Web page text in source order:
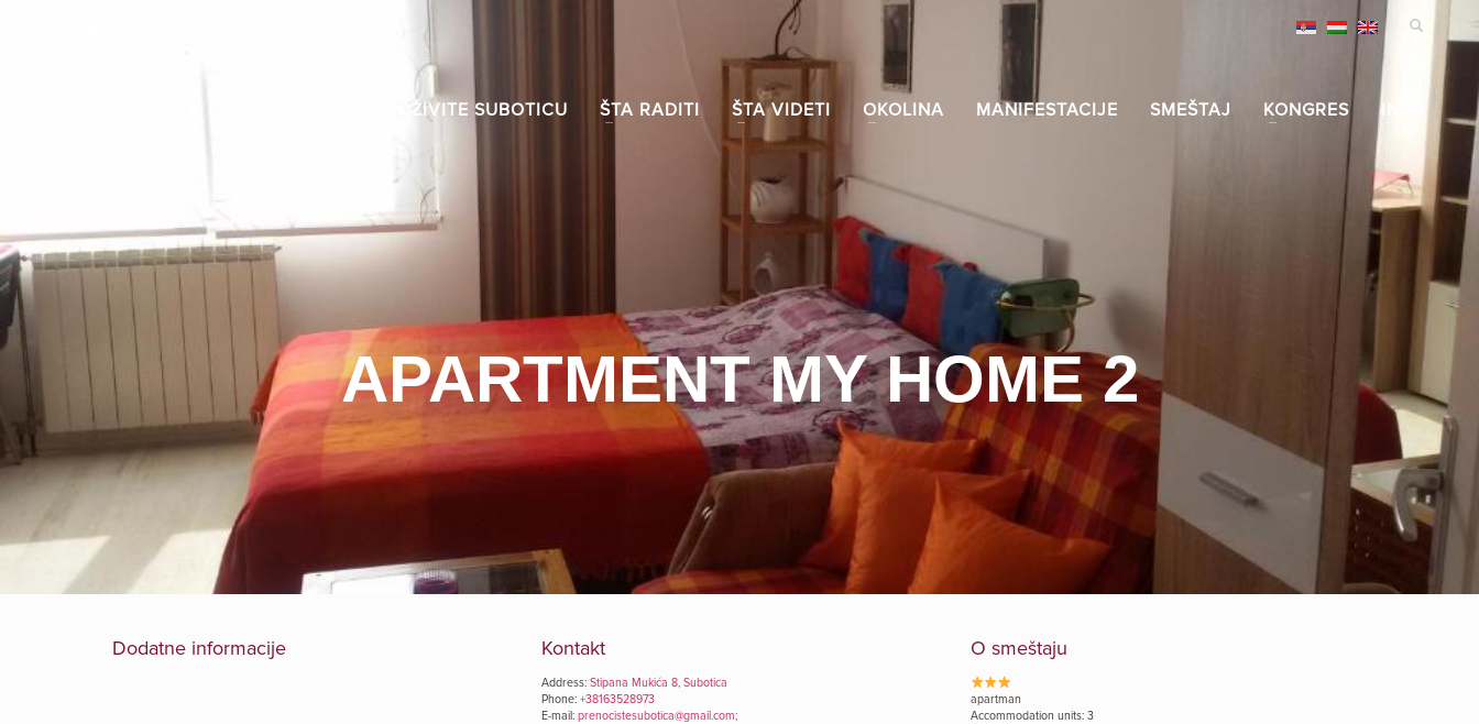
DOŽIVITE SUBOTICU ŠTA RADITI ŠTA VIDETI OKOLINA MANIFESTACIJE SMEŠTAJ KONGRES
APARTMENT MY HOME 2
Dodatne informacije Kontakt
Address: Stipana Mukića 8, Subotica
Phone: +38163528973
E-mail: prenocistesubotica@gmail.com;
O smeštaju
apartman
Accommodation units: 3